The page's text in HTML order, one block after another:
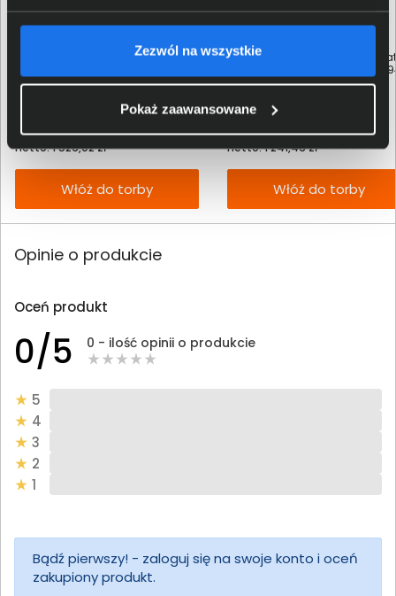
Zezwól na wszystkie
Pokaż zaawansowane
Rozszerzenie gwarancji do 3 lat
000137
1 877,00 zł
netto: 1 526,02 zł
Włóż do torby
Rozszerzenie gwarancji do 3 lat
dla Logitech Rally Bar Mini -
000138
1 527,00 zł
netto: 1 241,46 zł
Włóż do torby
Opinie o produkcie
Oceń produkt
0/5 0 - ilość opinii o produkcie
5
4
3
2
1
Bądź pierwszy! - zaloguj się na swoje konto i oceń
zakupiony produkt.